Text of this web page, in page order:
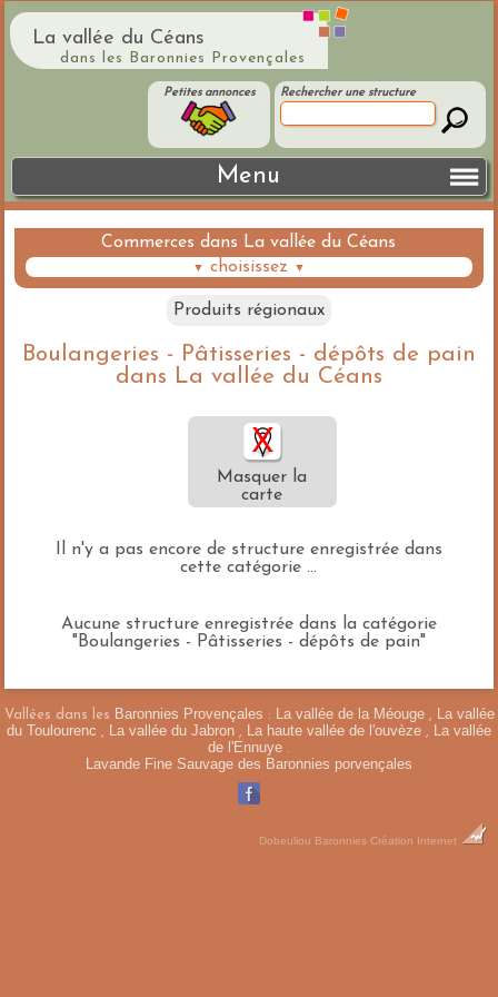
La vallée du Céans
dans les Baronnies Provençales
Rechercher une structure
Petites annonces
Menu
Commerces dans La vallée du Céans
▼ choisissez ▼
Produits régionaux
Boulangeries - Pâtisseries - dépôts de pain
dans La vallée du Céans
Masquer la
carte
Il n'y a pas encore de structure enregistrée dans
cette catégorie ...
Aucune structure enregistrée dans la catégorie
"Boulangeries - Pâtisseries - dépôts de pain"
Vallées dans les Baronnies Provençales : La vallée de la Méouge,
La vallée
du Toulourenc
La vallée du Jabron La haute vallée de l'ouvèze
La vallée
de l'Ennuye
Lavande Fine Sauvage des Baronnies porvençales
Dobeuliou Baronnies Création Internet